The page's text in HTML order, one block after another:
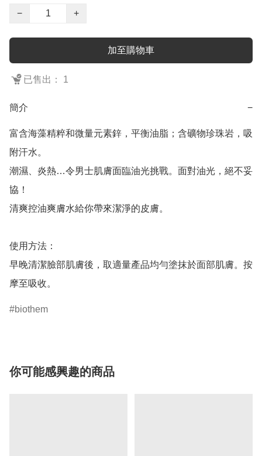
−
+
加至購物車
已售出： 1
簡介 −
富含海藻精粹和微量元素鋅，平衡油脂；含礦物珍珠岩，吸
附汗水。
潮濕、炎熱…令男士肌膚面臨油光挑戰。面對油光，絕不妥
協！
清爽控油爽膚水給你帶來潔淨的皮膚。
使用方法：
早晚清潔臉部肌膚後，取適量產品均勻塗抹於面部肌膚。按
摩至吸收。
biothem
你可能感興趣的商品